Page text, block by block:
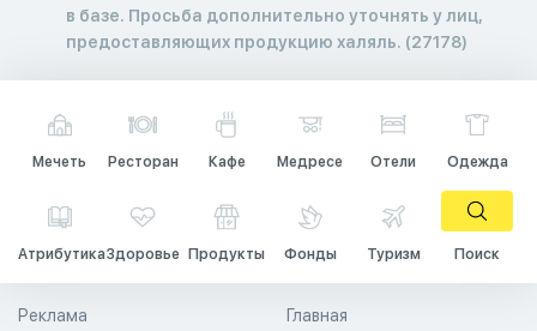
в базе. Просьба дополнительно уточнять у лиц,
предоставляющих продукцию халяль. (27178)
Мечеть Ресторан Кафе Медресе Отели Одежда
АтрибутикаЗдоровье Продукты Фонды Туризм Поиск
Главная
Реклама